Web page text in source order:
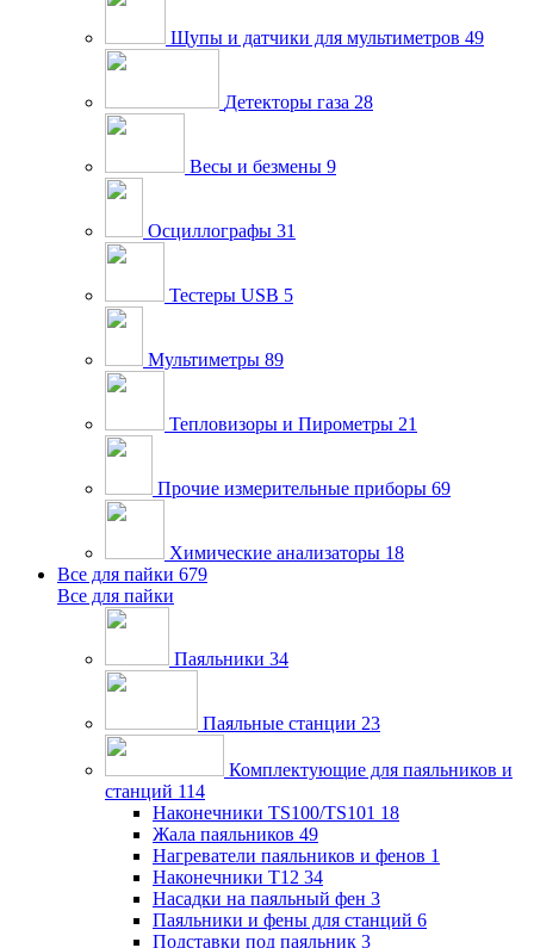
Щупы и датчики для мультиметров 49
Детекторы газа 28
Весы и безмены 9
Осциллографы 31
Тестеры USB 5
Мультиметры 89
Тепловизоры и Пирометры 21
Прочие измерительные приборы 69
Химические анализаторы 18
Все для пайки 679
Все для пайки
Паяльники 34
Паяльные станции 23
Комплектующие для паяльников и
станций 114
Наконечники TS100/TS101 18
Жала паяльников 49
Нагреватели паяльников и фенов 1
Наконечники T12 34
Насадки на паяльный фен 3
Паяльники и фены для станций 6
Подставки под паяльник 3